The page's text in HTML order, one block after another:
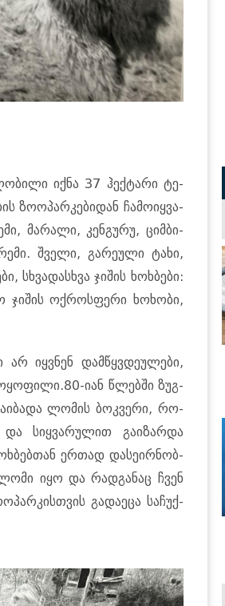
იქნა 37 ჰექ­ტა­რი ტე­
ზო­ო­პარ­კე­ბი­დან ჩა­მო­იყ­ვა­
მა­რა­ლი, კენ­გუ­რუ, ციმ­ბი­
შვე­ლი, გა­რე­უ­ლი ტახი,
სხვა­დას­ხვა ჯი­შის ხოხ­ბე­ბი:
ჯი­შის ოქ­როს­ფე­რი ხო­ხო­ბი,
იყ­ვნენ დამ­წყვდე­უ­ლე­ბი,
იან წლებ­ში ზუგ­
ლო­მის ბოკ­ვე­რი, რო­
და სიყ­ვა­რუ­ლით გა­ი­ზარ­და
ერ­თად და­სე­ირ­ნობ­
იყო და რად­გა­ნაც ჩვენ
გა­და­ე­ცა სა­ჩუქ­